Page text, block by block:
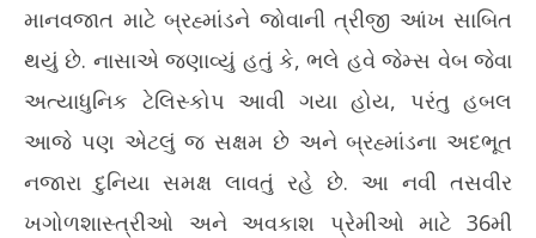
માનવજાત માટે બ્રહ્માંડને જોવાની ત્રીજી આંખ સાબિત
થયું છે. નાસાએ જણાવ્યું હતું કે, ભલે હવે જેમ્સ વેબ જેવા
અત્યાધુનિક ટેલિસ્કોપ આવી ગયા હોય, પરંતુ હબલ
આજે પણ એટલું જ સક્ષમ છે અને બ્રહ્માંડના અદભૂત
નજારા દુનિયા સમક્ષ લાવતું રહે છે. આ નવી તસવીર
ખગોળશાસ્ત્રીઓ અને અવકાશ પ્રેમીઓ માટે 36મી